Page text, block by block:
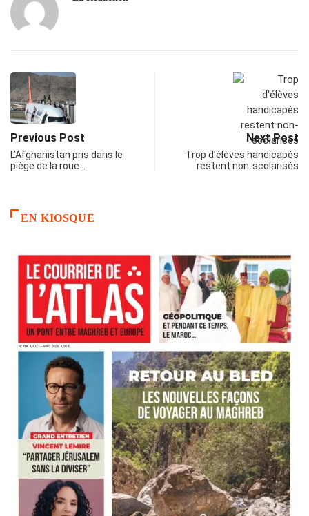
Previous Post
L’Afghanistan pris dans le
piège de la roue…
Next Post
Trop d’élèves handicapés
restent non-scolarisés
EN KIOSQUE